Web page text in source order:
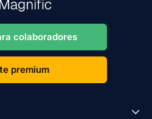
colaboradores
premium